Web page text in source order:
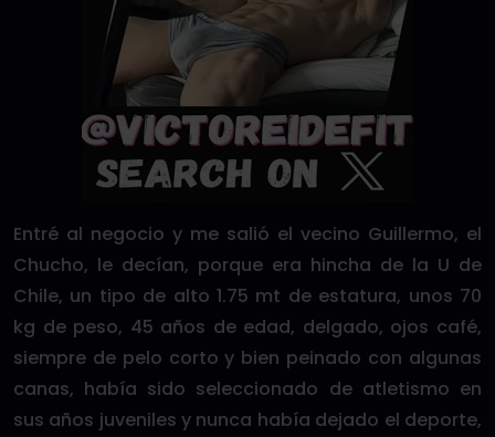
Entré al negocio y me salió el vecino Guillermo, el
Chucho, le decían, porque era hincha de la U de
Chile, un tipo de alto 1.75 mt de estatura, unos 70
kg de peso, 45 años de edad, delgado, ojos café,
siempre de pelo corto y bien peinado con algunas
canas, había sido seleccionado de atletismo en
sus años juveniles y nunca había dejado el deporte,